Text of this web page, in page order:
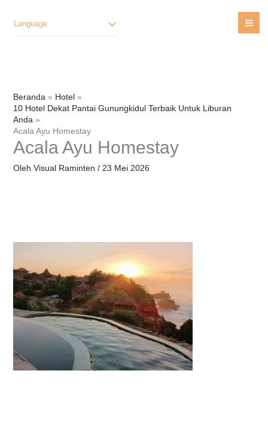
Language
Beranda
Hotel
10 Hotel Dekat Pantai Gunungkidul Terbaik Untuk Liburan
Anda
Acala Ayu Homestay
Acala Ayu Homestay
Oleh Visual Raminten / 23 Mei 2026